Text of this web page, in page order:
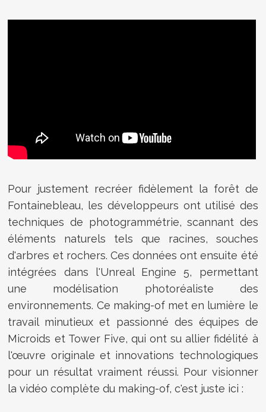
Pour justement recréer fidèlement la forêt de
Fontainebleau, les développeurs ont utilisé des
techniques de photogrammétrie, scannant des
éléments naturels tels que racines, souches
d'arbres et rochers. Ces données ont ensuite été
intégrées dans l'Unreal Engine 5, permettant
une modélisation photoréaliste des
environnements. Ce making-of met en lumière le
travail minutieux et passionné des équipes de
Microids et Tower Five, qui ont su allier fidélité à
l'œuvre originale et innovations technologiques
pour un résultat vraiment réussi. Pour visionner
la vidéo complète du making-of, c'est juste ici :